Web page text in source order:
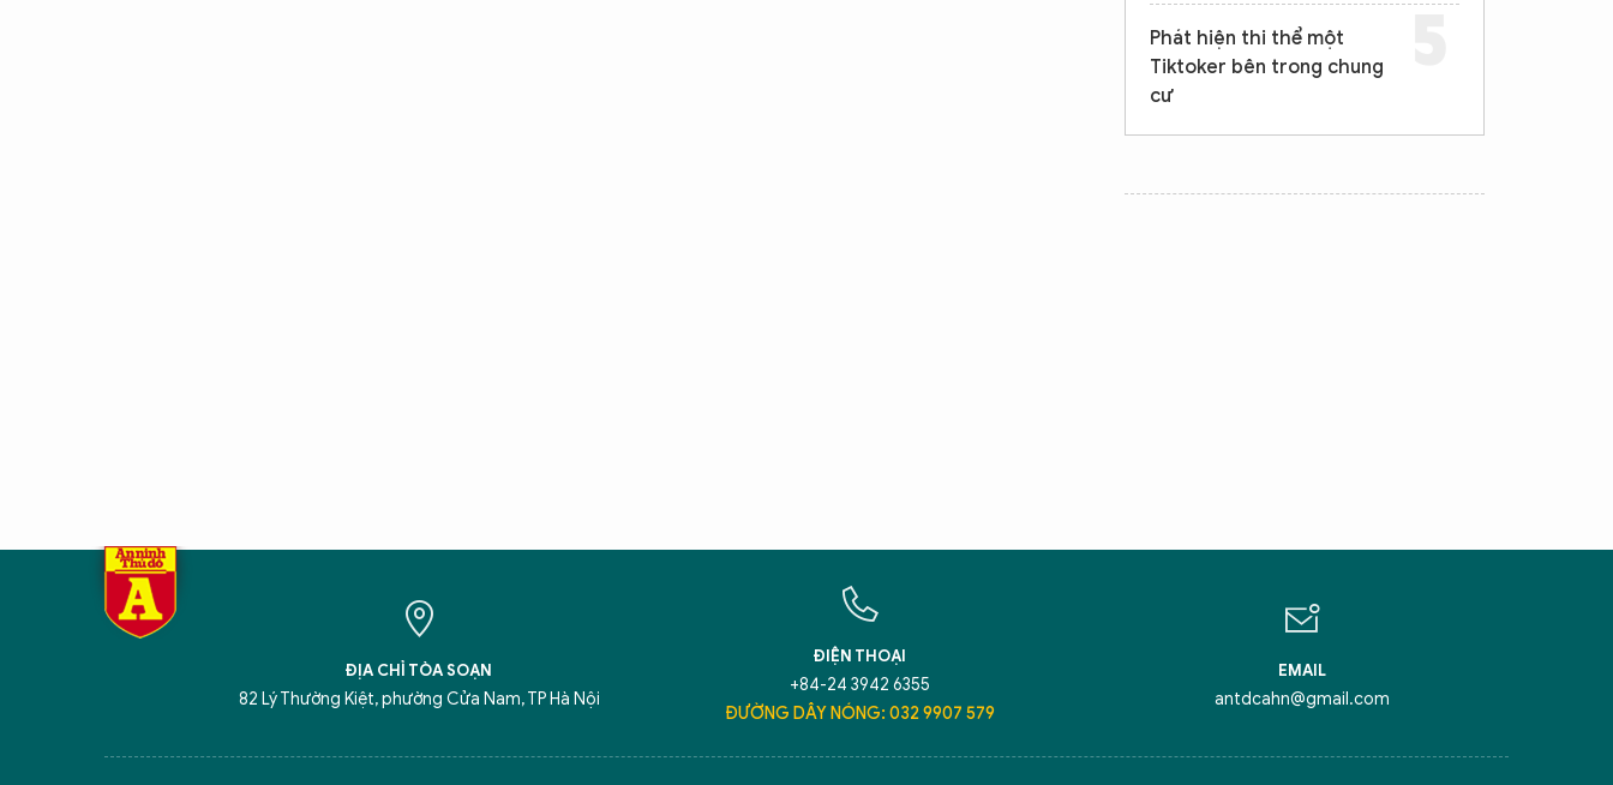
Phát hiện thi thể một
Tiktoker bên trong chung
cư
ĐỊA CHỈ TÒA SOẠN
82 Lý Thường Kiệt, phường Cửa Nam, TP Hà Nội
ĐIỆN THOẠI
+84-24 3942 6355
ĐƯỜNG DÂY NÓNG: 032 9907 579
EMAIL
antdcahn@gmail.com
5 điểm nghẽn của Hà Nội giải pháp xử lý điểm nghẽn của Thủ đô